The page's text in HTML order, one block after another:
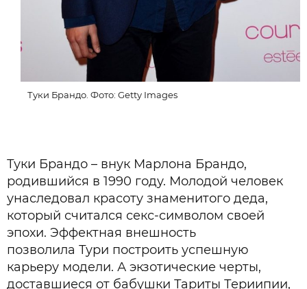
Туки Брандо. Фото: Getty Images
Туки Брандо – внук Марлона Брандо,
родившийся в 1990 году. Молодой человек
унаследовал красоту знаменитого деда,
который считался секс-символом своей
эпохи. Эффектная внешность
позволила Тури построить успешную
карьеру модели. А экзотические черты,
доставшиеся от бабушки Тариты Териипии,